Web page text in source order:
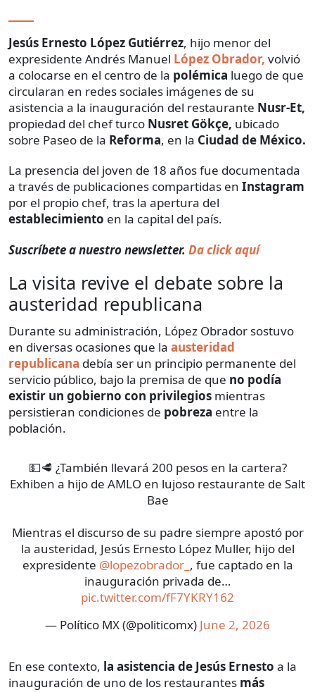
Jesús Ernesto López Gutiérrez, hijo menor del
expresidente Andrés Manuel López Obrador, volvió
a colocarse en el centro de la polémica luego de que
circularan en redes sociales imágenes de su
asistencia a la inauguración del restaurante Nusr-Et,
propiedad del chef turco Nusret Gökçe, ubicado
sobre Paseo de la Reforma, en la Ciudad de México.
La presencia del joven de 18 años fue documentada
a través de publicaciones compartidas en Instagram
por el propio chef, tras la apertura del
establecimiento en la capital del país.
Suscríbete a nuestro newsletter. Da click aquí
La visita revive el debate sobre la
austeridad republicana
Durante su administración, López Obrador sostuvo
en diversas ocasiones que la austeridad
republicana debía ser un principio permanente del
servicio público, bajo la premisa de que no podía
existir un gobierno con privilegios mientras
persistieran condiciones de pobreza entre la
población.
💵🥩 ¿También llevará 200 pesos en la cartera?
Exhiben a hijo de AMLO en lujoso restaurante de Salt
Bae
Mientras el discurso de su padre siempre apostó por
la austeridad, Jesús Ernesto López Muller, hijo del
expresidente @lopezobrador_ , fue captado en la
inauguración privada de…
pic.twitter.com/fF7YKRY162
— Político MX (@politicomx) June 2, 2026
En ese contexto, la asistencia de Jesús Ernesto a la
inauguración de uno de los restaurantes más